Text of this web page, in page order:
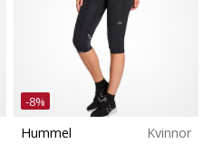
-8%
Hummel
Kvinnor